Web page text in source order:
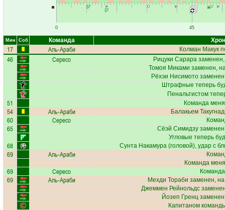
0 45
Мин Соб Команда
17 Аль-Араби Колман Макук
46 Сересо Рицуки Сарара
Томоя Миками заменен,
Рёхэи Нисимото
Штрафные теперь
Пенальтистом
51 Команда
54 Аль-Араби Балакьем
60 Сересо
65 Сёэй Симидзу
Угловые теперь
68 Сунта Накамура(головой), удар с
69 Аль-Араби
Команда
69 Сересо
69 Аль-Араби Мехди Тораби заменен,
Джеммен Рейнольдс
Йозеп Гренц
Капитаном